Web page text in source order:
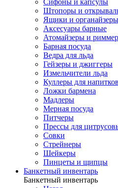
Штопоры и
Ящики и органайзеры
Аксесуары барные
Атомайзеры и
Барная посуда
Ведра для льда
Гейзеры и джиггеры
Измельчители льда
Куллеры для напитков
Ложки бармена
Мадлеры
Мерная посуда
Питчеры
Прессы для
Совки
Стрейнеры
Шейкеры
Пинцеты и щипцы
Банкетный инвентарь
Банкетный инвентарь